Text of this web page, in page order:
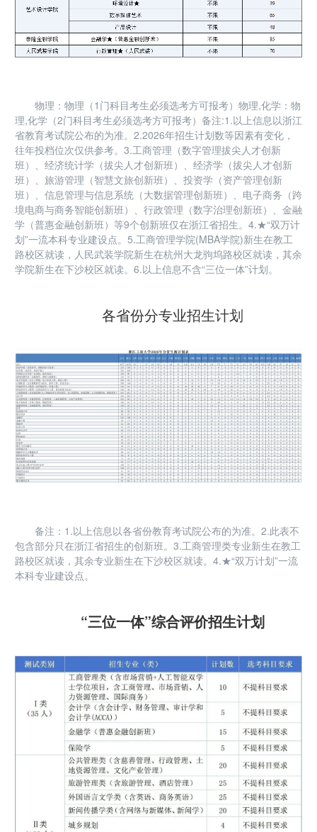
物理：物理（1门科目考生必须选考方可报考）物理,化学：物
理,化学（2门科目考生必须选考方可报考）备注:1.以上信息以浙江
省教育考试院公布的为准。2.2026年招生计划数等因素有变化，
往年投档位次仅供参考。3.工商管理（数字管理拔尖人才创新
班）、经济统计学（拔尖人才创新班）、经济学（拔尖人才创新
班）、旅游管理（智慧文旅创新班）、投资学（资产管理创新
班）、信息管理与信息系统（大数据管理创新班）、电子商务（跨
境电商与商务智能创新班）、行政管理（数字治理创新班）、金融
学（普惠金融创新班）等9个创新班仅在浙江省招生。4.★“双万计
划”一流本科专业建设点。5.工商管理学院(MBA学院)新生在教工
路校区就读，人民武装学院新生在杭州大龙驹坞路校区就读，其余
学院新生在下沙校区就读。6.以上信息不含“三位一体”计划。
各省份分专业招生计划
备注：1.以上信息以各省份教育考试院公布的为准。2.此表不
包含部分只在浙江省招生的创新班。3.工商管理类专业新生在教工
路校区就读，其余专业新生在下沙校区就读。4.★“双万计划”一流
本科专业建设点。
“三位一体”综合评价招生计划